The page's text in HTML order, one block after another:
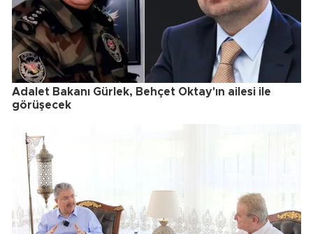
Adalet Bakanı Gürlek, Behçet Oktay'ın ailesi ile
görüşecek